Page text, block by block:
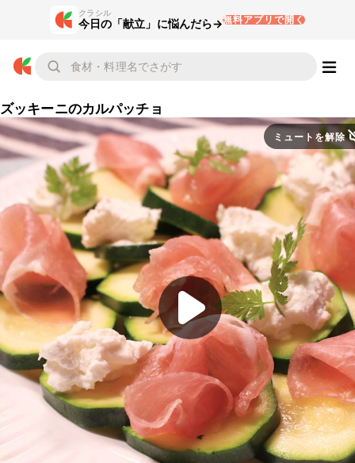
クラシル
今日の「献立」に悩んだら→無料アプリで開く
ズッキーニのカルパッチョ
ミュートを解除